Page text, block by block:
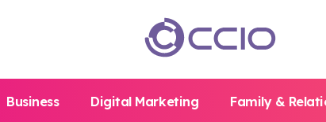
Business Digital Marketing Family &